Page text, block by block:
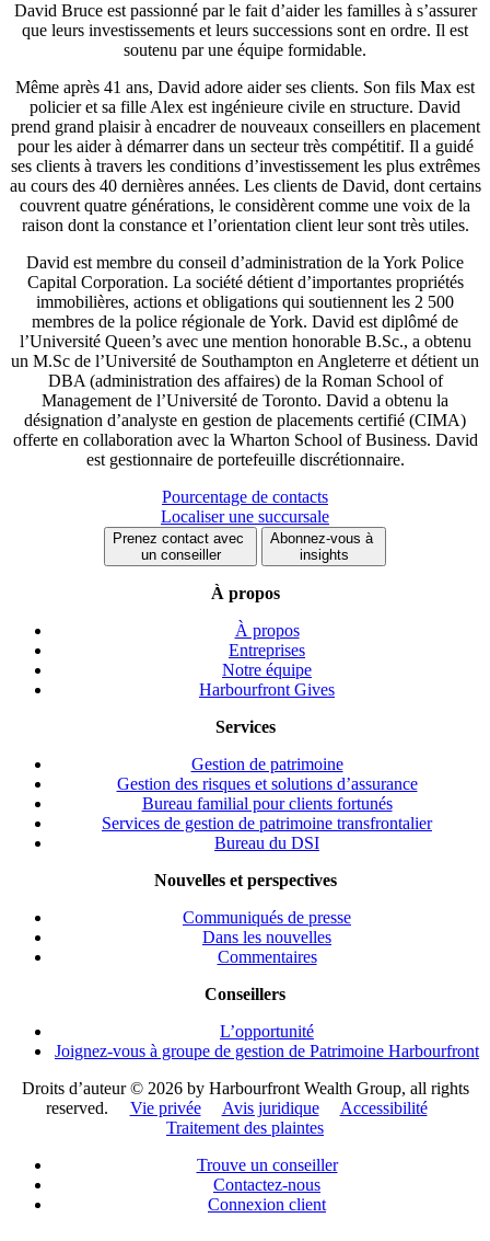
David Bruce est passionné par le fait d’aider les familles à s’assurer
que leurs investissements et leurs successions sont en ordre. Il est
soutenu par une équipe formidable.
Même après 41 ans, David adore aider ses clients. Son fils Max est
policier et sa fille Alex est ingénieure civile en structure. David
prend grand plaisir à encadrer de nouveaux conseillers en placement
pour les aider à démarrer dans un secteur très compétitif. Il a guidé
ses clients à travers les conditions d’investissement les plus extrêmes
au cours des 40 dernières années. Les clients de David, dont certains
couvrent quatre générations, le considèrent comme une voix de la
raison dont la constance et l’orientation client leur sont très utiles.
David est membre du conseil d’administration de la York Police
Capital Corporation. La société détient d’importantes propriétés
immobilières, actions et obligations qui soutiennent les 2 500
membres de la police régionale de York. David est diplômé de
l’Université Queen’s avec une mention honorable B.Sc., a obtenu
un M.Sc de l’Université de Southampton en Angleterre et détient un
DBA (administration des affaires) de la Roman School of
Management de l’Université de Toronto. David a obtenu la
désignation d’analyste en gestion de placements certifié (CIMA)
offerte en collaboration avec la Wharton School of Business. David
est gestionnaire de portefeuille discrétionnaire.
Pourcentage de contacts
Localiser une succursale
Prenez contact avec
un conseiller
Abonnez-vous à
insights
À propos
À propos
Entreprises
Notre équipe
Harbourfront Gives
Services
Gestion de patrimoine
Gestion des risques et solutions d’assurance
Bureau familial pour clients fortunés
Services de gestion de patrimoine transfrontalier
Bureau du DSI
Nouvelles et perspectives
Communiqués de presse
Dans les nouvelles
Commentaires
Conseillers
L’opportunité
Joignez-vous à groupe de gestion de Patrimoine Harbourfront
Droits d’auteur © 2026 by Harbourfront Wealth Group, all rights
reserved. Vie privée Avis juridique
Accessibilité
Traitement des plaintes
Trouve un conseiller
Contactez-nous
Connexion client